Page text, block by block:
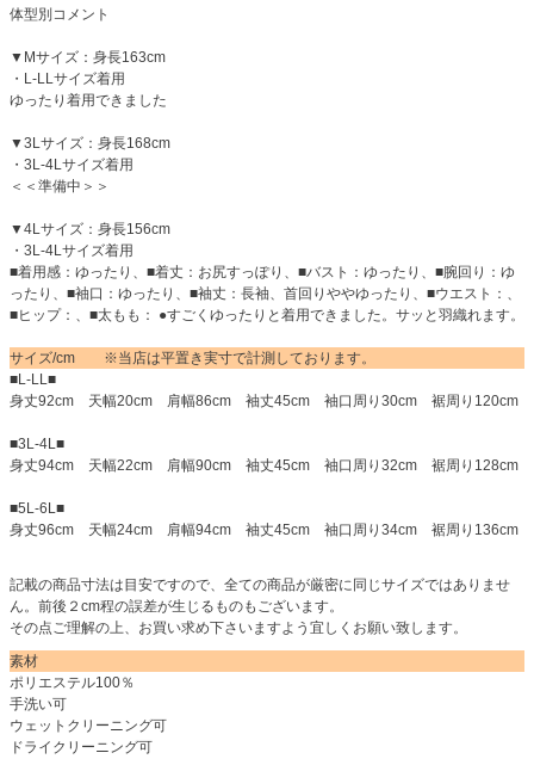
体型別コメント
▼Mサイズ：身長163cm
・L-LLサイズ着用
ゆったり着用できました
▼3Lサイズ：身長168cm
・3L-4Lサイズ着用
＜＜準備中＞＞
▼4Lサイズ：身長156cm
・3L-4Lサイズ着用
■着用感：ゆったり、■着丈：お尻すっぽり、■バスト：ゆったり、■腕回り：ゆ
ったり、■袖口：ゆったり、■袖丈：長袖、首回りややゆったり、■ウエスト：、
■ヒップ：、■太もも： ●すごくゆったりと着用できました。サッと羽織れます。
サイズ/cm ※当店は平置き実寸で計測しております。
■L-LL■
身丈92cm 天幅20cm 肩幅86cm 袖丈45cm 袖口周り30cm 裾周り120cm
■3L-4L■
身丈94cm 天幅22cm 肩幅90cm 袖丈45cm 袖口周り32cm 裾周り128cm
■5L-6L■
身丈96cm 天幅24cm 肩幅94cm 袖丈45cm 袖口周り34cm 裾周り136cm
記載の商品寸法は目安ですので、全ての商品が厳密に同じサイズではありませ
ん。前後２cm程の誤差が生じるものもございます。
その点ご理解の上、お買い求め下さいますよう宜しくお願い致します。
素材
ポリエステル100％
手洗い可
ウェットクリーニング可
ドライクリーニング可